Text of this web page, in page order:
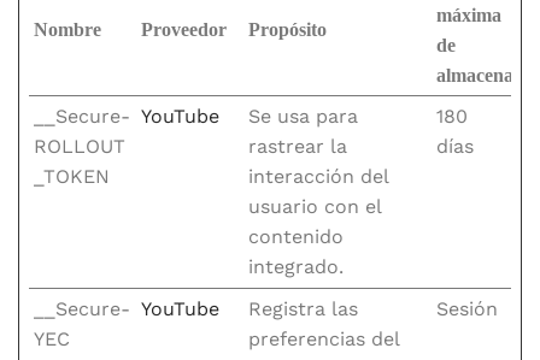
Nombre Proveedor Propósito
máxima
de
__Secure-
ROLLOUT
_TOKEN
YouTube
Se usa para
rastrear la
interacción del
usuario con el
contenido
integrado.
180
días
__Secure-
YEC
YouTube
Registra las
preferencias del
Sesión